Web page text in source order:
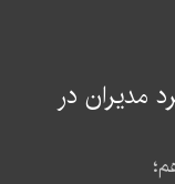
مدیران در